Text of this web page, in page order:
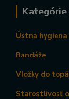
Kategórie
Ústna hygiena
Bandáže
Vložky do
Starostlivosť